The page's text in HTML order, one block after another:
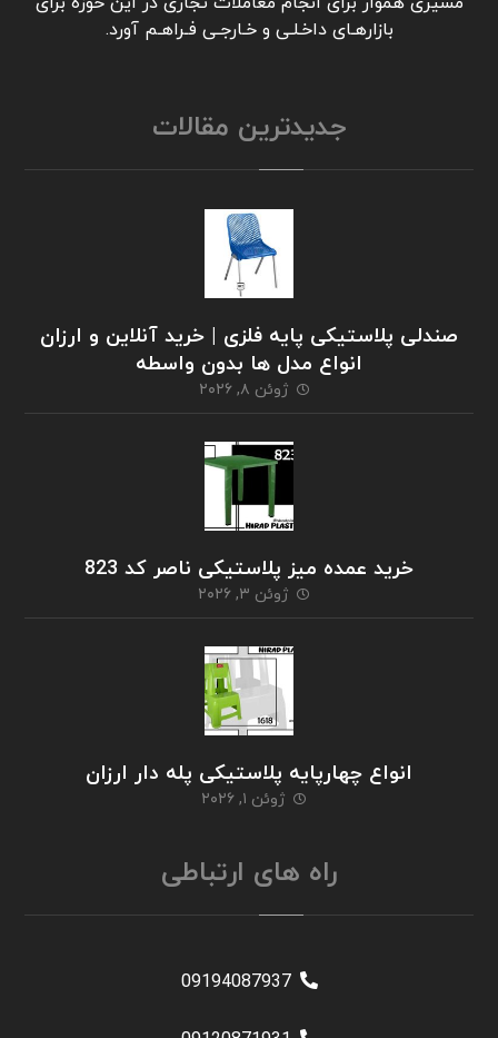
بازارهـای داخـلـی و خـارجـی فـراهـم آورد.
جدیدترین مقالات
صندلی پلاستیکی پایه فلزی | خرید آنلاین و ارزان
انواع مدل ها بدون واسطه
ژوئن ۸, ۲۰۲۶
خرید عمده میز پلاستیکی ناصر کد 823
ژوئن ۳, ۲۰۲۶
انواع چهارپایه پلاستیکی پله دار ارزان
ژوئن ۱, ۲۰۲۶
راه های ارتباطی
09194087937